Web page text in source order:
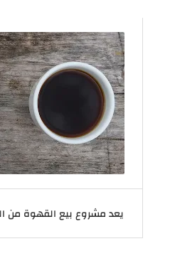
يعد مشروع بيع القهوة من